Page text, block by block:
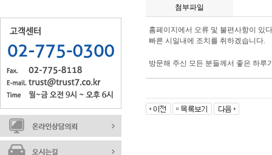
첨부파일
홈페이지에서 오류 및 불편사항이 있
빠른 시일내에 조치를 취하겠습니다.
방문해 주신 모든 분들께서 좋은 하루